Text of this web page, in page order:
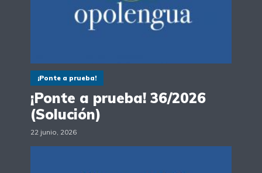
¡Ponte a prueba!
¡Ponte a prueba! 36/2026
(Solución)
22 junio, 2026